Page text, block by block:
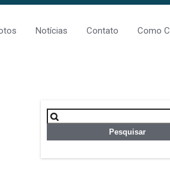
Notícias Contato Como
Pesquisar
por: